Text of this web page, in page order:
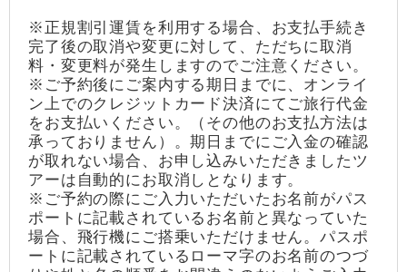
※正規割引運賃を利用する場合、お支払手続き
完了後の取消や変更に対して、ただちに取消
料・変更料が発生しますのでご注意ください。
※ご予約後にご案内する期日までに、オンライ
ン上でのクレジットカード決済にてご旅行代金
をお支払いください。（その他のお支払方法は
承っておりません）。期日までにご入金の確認
が取れない場合、お申し込みいただきましたツ
アーは自動的にお取消しとなります。
※ご予約の際にご入力いただいたお名前がパス
ポートに記載されているお名前と異なっていた
場合、飛行機にご搭乗いただけません。パスポ
ートに記載されているローマ字のお名前のつづ